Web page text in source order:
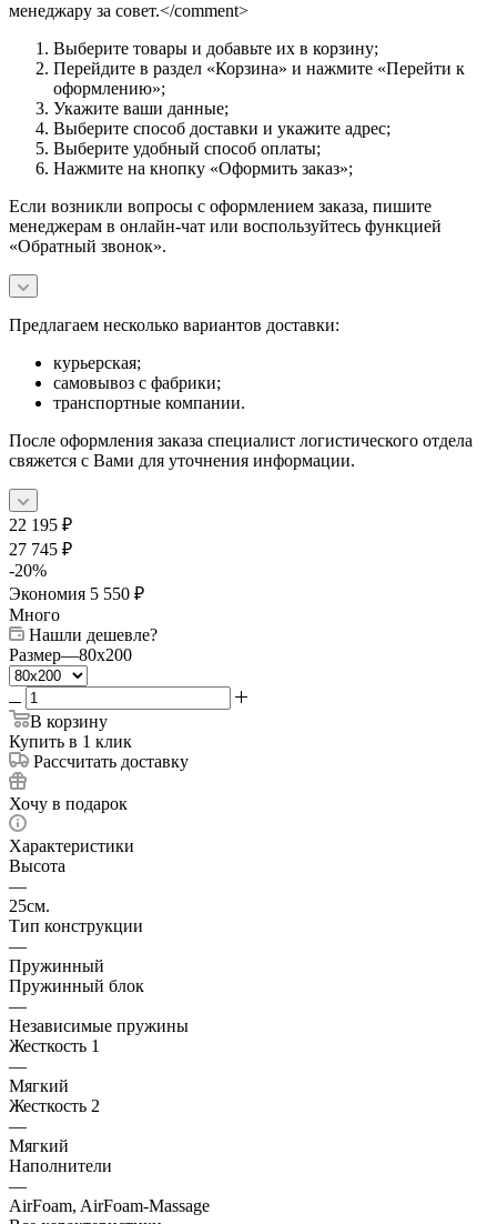
менеджару за совет.</comment>
Выберите товары и добавьте их в корзину;
Перейдите в раздел «Корзина» и нажмите «Перейти к
оформлению»;
Укажите ваши данные;
Выберите способ доставки и укажите адрес;
Выберите удобный способ оплаты;
Нажмите на кнопку «Оформить заказ»;
Если возникли вопросы с оформлением заказа, пишите
менеджерам в онлайн-чат или воспользуйтесь функцией
«Обратный звонок».
Предлагаем несколько вариантов доставки:
курьерская;
самовывоз с фабрики;
транспортные компании.
После оформления заказа специалист логистического отдела
свяжется с Вами для уточнения информации.
22 195 ₽
27 745 ₽
-20%
Экономия 5 550 ₽
Много
Нашли дешевле?
Размер—80x200
В корзину
Купить в 1 клик
Рассчитать доставку
Хочу в подарок
Характеристики
Высота
—
25см.
Тип конструкции
—
Пружинный
Пружинный блок
—
Независимые пружины
Жесткость 1
—
Мягкий
Жесткость 2
—
Мягкий
Наполнители
—
AirFoam, AirFoam-Massage